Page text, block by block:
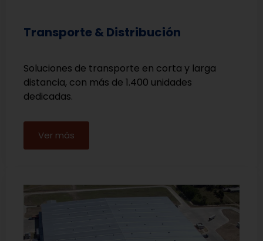
Transporte & Distribución
Soluciones de transporte en corta y larga
distancia, con más de 1.400 unidades
dedicadas.
Ver más